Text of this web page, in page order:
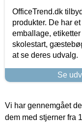
OfficeTrend.dk
produkter. De har
emballage,
skolestart,
at se deres udvalg.
Se
Vi har gennemgået
dem med stjerner fra